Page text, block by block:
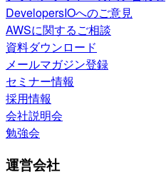
DevelopersIOへのご意見
AWSに関するご相談
資料ダウンロード
メールマガジン登録
セミナー情報
採用情報
会社説明会
勉強会
運営会社